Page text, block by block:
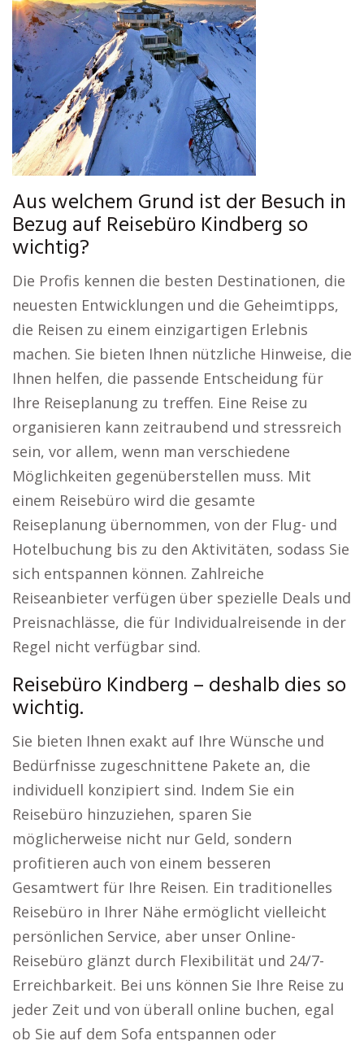
Aus welchem Grund ist der Besuch in
Bezug auf Reisebüro Kindberg so
wichtig?
Die Profis kennen die besten Destinationen, die
neuesten Entwicklungen und die Geheimtipps,
die Reisen zu einem einzigartigen Erlebnis
machen. Sie bieten Ihnen nützliche Hinweise, die
Ihnen helfen, die passende Entscheidung für
Ihre Reiseplanung zu treffen. Eine Reise zu
organisieren kann zeitraubend und stressreich
sein, vor allem, wenn man verschiedene
Möglichkeiten gegenüberstellen muss. Mit
einem Reisebüro wird die gesamte
Reiseplanung übernommen, von der Flug- und
Hotelbuchung bis zu den Aktivitäten, sodass Sie
sich entspannen können. Zahlreiche
Reiseanbieter verfügen über spezielle Deals und
Preisnachlässe, die für Individualreisende in der
Regel nicht verfügbar sind.
Reisebüro Kindberg – deshalb dies so
wichtig.
Sie bieten Ihnen exakt auf Ihre Wünsche und
Bedürfnisse zugeschnittene Pakete an, die
individuell konzipiert sind. Indem Sie ein
Reisebüro hinzuziehen, sparen Sie
möglicherweise nicht nur Geld, sondern
profitieren auch von einem besseren
Gesamtwert für Ihre Reisen. Ein traditionelles
Reisebüro in Ihrer Nähe ermöglicht vielleicht
persönlichen Service, aber unser Online-
Reisebüro glänzt durch Flexibilität und 24/7-
Erreichbarkeit. Bei uns können Sie Ihre Reise zu
jeder Zeit und von überall online buchen, egal
ob Sie auf dem Sofa entspannen oder